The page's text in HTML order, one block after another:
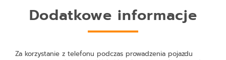
Dodatkowe informacje
Za korzystanie z telefonu podczas prowadzenia pojazdu